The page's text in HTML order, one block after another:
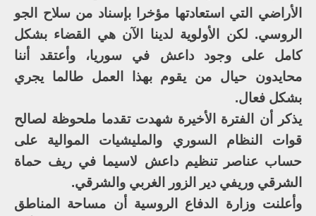
الأراضي التي استعادتها مؤخرا بإسناد من سلاح الجو
الروسي. لكن الأولوية لدينا الآن هي القضاء بشكل
كامل على وجود داعش في سوريا، وأعتقد أننا
محايدون حيال من يقوم بهذا العمل طالما يجري
بشكل فعال.
يذكر أن الفترة الأخيرة شهدت تقدما ملحوظة لصالح
قوات النظام السوري والمليشيات الموالية على
حساب عناصر تنظيم داعش لاسيما في ريف حماة
الشرقي وريفي دير الزور الغربي والشرقي.
وأعلنت وزارة الدفاع الروسية أن مساحة المناطق